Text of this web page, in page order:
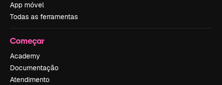
App móvel
Todas as ferramentas
Começar
Academy
Documentação
Atendimento